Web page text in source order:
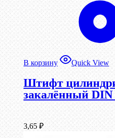
В корзину Quick View
Штифт
закалённый DIN
3,65 ₽